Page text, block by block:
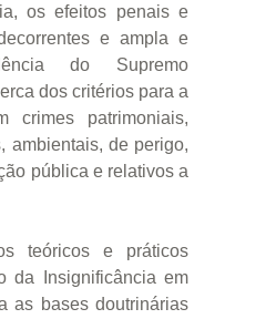
os efeitos penais e
e ampla e
do Supremo
dos critérios para a
crimes patrimoniais,
ambientais, de perigo,
pública e relativos a
teóricos e práticos
da Insignificância em
as bases doutrinárias